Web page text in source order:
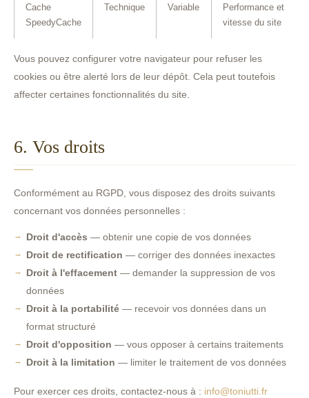
Cache
SpeedyCache
Technique Variable
Performance et
vitesse du site
Vous pouvez configurer votre navigateur pour refuser les
cookies ou être alerté lors de leur dépôt. Cela peut toutefois
affecter certaines fonctionnalités du site.
6. Vos droits
Conformément au RGPD, vous disposez des droits suivants
concernant vos données personnelles :
Droit d'accès — obtenir une copie de vos données
Droit de rectification — corriger des données inexactes
Droit à l'effacement — demander la suppression de vos
données
Droit à la portabilité — recevoir vos données dans un
format structuré
Droit d'opposition — vous opposer à certains traitements
Droit à la limitation — limiter le traitement de vos données
Pour exercer ces droits, contactez-nous à : info@toniutti.fr